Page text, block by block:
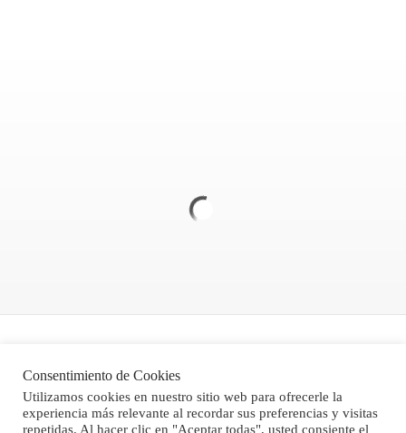
Aviso legal
Condiciones Generales de Venta
Consentimiento de Cookies
Utilizamos cookies en nuestro sitio web para ofrecerle la
experiencia más relevante al recordar sus preferencias y visitas
repetidas. Al hacer clic en "Aceptar todas", usted consiente el